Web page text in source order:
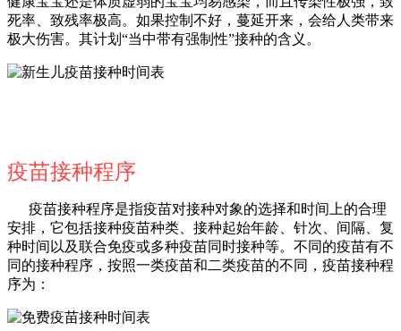
死率、致残率极高。如果控制不好，蔓延开来，会给人类带来
极大伤害。其计划“当中带有强制性”接种的含义。
疫苗接种程序
疫苗接种程序是指疫苗对接种对象的选择和时间上的合理
安排，它包括接种疫苗种类、接种起始年龄、针次、间隔、复
种时间以及联合免疫或多种疫苗同时接种等。不同的疫苗有不
同的接种程序，按照一类疫苗和二类疫苗的不同，疫苗接种程
序为：